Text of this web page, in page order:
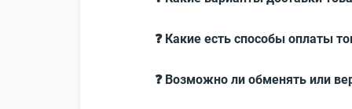
❓ Какие есть способы оплаты
❓ Возможно ли обменять или